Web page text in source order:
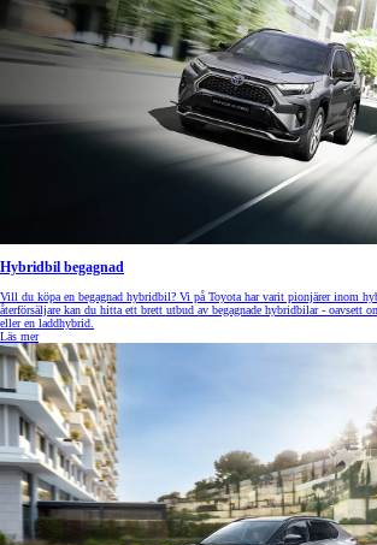
Hybridbil begagnad
Vill du köpa en begagnad hybridbil? Vi på Toyota har varit pionjärer inom
återförsäljare kan du hitta ett brett utbud av begagnade hybridbilar - oavsett
eller en laddhybrid.
Läs mer